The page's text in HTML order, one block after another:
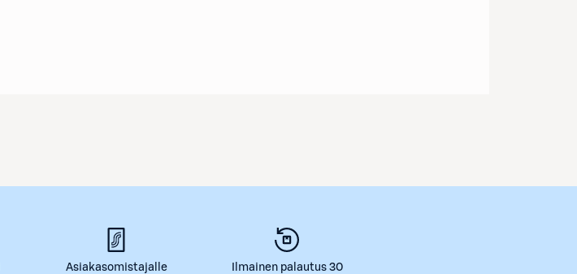
Asiakasomistajalle
Ilmainen palautus 30